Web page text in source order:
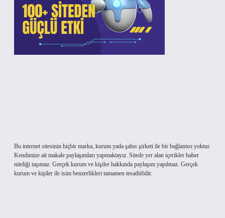
Bu internet sitesinin hiçbir marka, kurum yada şahıs şirketi ile bir bağlantısı yoktur.
Kendimize ait makale paylaşımları yapmaktayız. Sitede yer alan içerikler haber
niteliği taşımaz. Gerçek kurum ve kişiler hakkında paylaşım yapılmaz. Gerçek
kurum ve kişiler ile isim benzerlikleri tamamen tesadüfidir.